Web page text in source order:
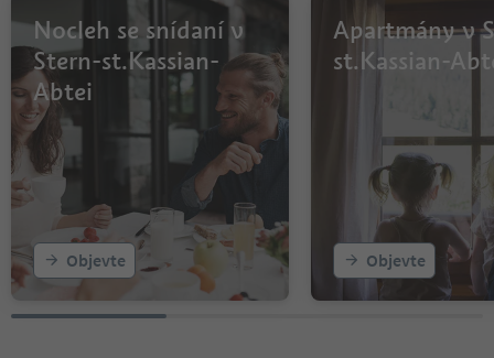
Nocleh se snídaní v
Stern-st.Kassian-
Abtei
Objevte
Apartmány v
st.Kassian-
Objevte